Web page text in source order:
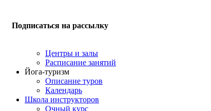
Подписаться на рассылку
Центры и залы
Расписание занятий
Йога-туризм
Описание туров
Календарь
Школа инструкторов
Очный курс